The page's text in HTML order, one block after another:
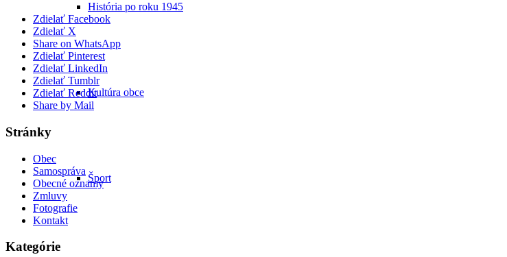
História po roku 1945
Kultúra obce
Šport
Zdielať Facebook
Zdielať X
Share on WhatsApp
Zdielať Pinterest
Zdielať LinkedIn
Zdielať Tumblr
Zdielať Reddit
Share by Mail
Stránky
Obec
Samospráva
Obecné oznamy
Zmluvy
Fotografie
Kontakt
Kategórie